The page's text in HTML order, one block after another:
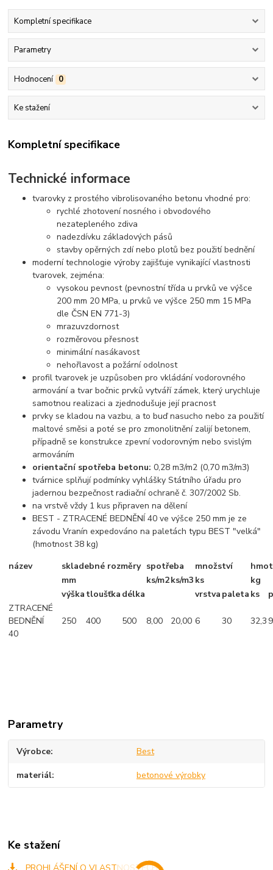
Kompletní specifikace
Parametry
Hodnocení 0
Ke stažení
Kompletní specifikace
Technické informace
tvarovky z prostého vibrolisovaného betonu vhodné pro:
rychlé zhotovení nosného i obvodového
nezatepleného zdiva
nadezdívku základových pásů
stavby opěrných zdí nebo plotů bez použití bednění
moderní technologie výroby zajišťuje vynikající vlastnosti
tvarovek, zejména:
vysokou pevnost (pevnostní třída u prvků ve výšce
200 mm 20 MPa, u prvků ve výšce 250 mm 15 MPa
dle ČSN EN 771-3)
mrazuvzdornost
rozměrovou přesnost
minimální nasákavost
nehořlavost a požární odolnost
profil tvarovek je uzpůsoben pro vkládání vodorovného
armování a tvar bočnic prvků vytváří zámek, který urychluje
samotnou realizaci a zjednodušuje její pracnost
prvky se kladou na vazbu, a to buď nasucho nebo za použití
maltové směsi a poté se pro zmonolitnění zalijí betonem,
případně se konstrukce zpevní vodorovným nebo svislým
armováním
orientační spotřeba betonu: 0,28 m3/m2 (0,70 m3/m3)
tvárnice splňují podmínky vyhlášky Státního úřadu pro
jadernou bezpečnost radiační ochraně č. 307/2002 Sb.
na vrstvě vždy 1 kus připraven na dělení
BEST - ZTRACENÉ BEDNĚNÍ 40 ve výšce 250 mm je ze
závodu Vranín expedováno na paletách typu BEST "velká"
(hmotnost 38 kg)
název
skladebné rozměry spotřeba množství
mm
ks/m2ks/m3 ks
kg
výška tloušťka délka vrstva paleta ks
ZTRACENÉ
BEDNĚNÍ
40
250 400 500 8,00 20,00 6 30 32,3
Parametry
Výrobce Best
materiál betonové výrobky
Ke stažení